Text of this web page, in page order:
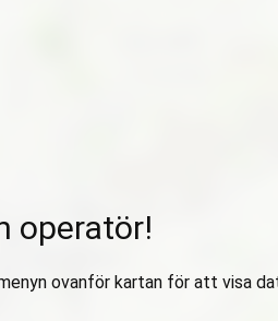
operatör!
ovanför kartan för att visa